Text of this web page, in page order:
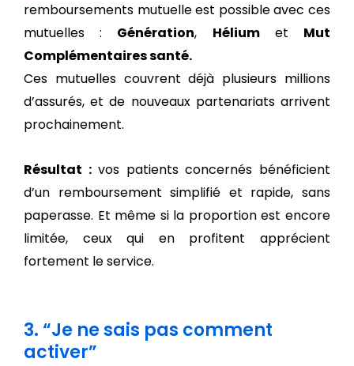
remboursements mutuelle est possible avec ces
mutuelles : Génération, Héliumet Mut
Complémentaires santé.
Ces mutuelles couvrent déjà plusieurs millions
d’assurés, et de nouveaux partenariats arrivent
prochainement.
Résultat :vos patients concernés bénéficient
d’un remboursement simplifié et rapide, sans
paperasse. Et même si la proportion est encore
limitée, ceux qui en profitent apprécient
fortement le service.
3. “Je ne sais pas comment
activer”